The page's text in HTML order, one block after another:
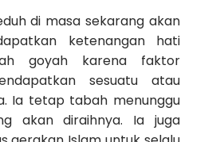
di masa sekarang akan
ketenangan hati
goyah karena faktor
sesuatu atau
Ia tetap tabah menunggu
akan diraihnya. Ia juga